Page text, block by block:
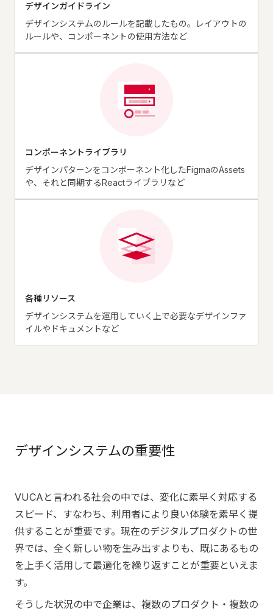
デザインガイドライン
デザインシステムのルールを記載したもの。レイアウトの
ルールや、コンポーネントの使用方法など
コンポーネントライブラリ
デザインパターンをコンポーネント化したFigmaのAssets
や、それと同期するReactライブラリなど
各種リソース
デザインシステムを運用していく上で必要なデザインファ
イルやドキュメントなど
デザインシステムの重要性
VUCAと言われる社会の中では、変化に素早く対応する
スピード、すなわち、利用者により良い体験を素早く提
供することが重要です。現在のデジタルプロダクトの世
界では、全く新しい物を生み出すよりも、既にあるもの
を上手く活用して最適化を繰り返すことが重要といえま
す。
そうした状況の中で企業は、複数のプロダクト・複数の